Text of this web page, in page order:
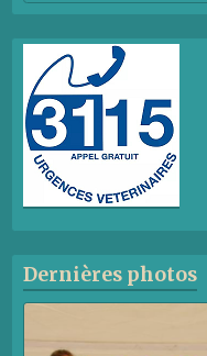
Dernières photos